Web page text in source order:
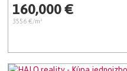
160,000 €
3556 €/m²